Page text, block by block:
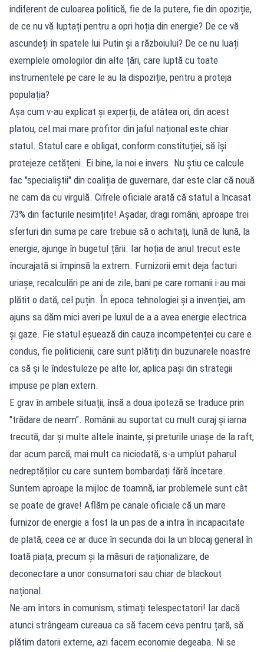
indiferent de culoarea politică, fie de la putere, fie din opoziție,
de ce nu vă luptați pentru a opri hoția din energie? De ce vă
ascundeți în spatele lui Putin și a războiului? De ce nu luați
exemplele omologilor din alte țări, care luptă cu toate
instrumentele pe care le au la dispoziție, pentru a proteja
populația?
Așa cum v-au explicat și experții, de atâtea ori, din acest
platou, cel mai mare profitor din jaful național este chiar
statul. Statul care e obligat, conform constituției, să își
protejeze cetățeni. Ei bine, la noi e invers. Nu știu ce calcule
fac "specialiștii" din coaliția de guvernare, dar este clar că nouă
ne cam da cu virgulă. Cifrele oficiale arată că statul a încasat
73% din facturile nesimțite! Așadar, dragi români, aproape trei
sferturi din suma pe care trebuie să o achitați, lună de lună, la
energie, ajunge în bugetul țării. Iar hoția de anul trecut este
încurajată si împinsă la extrem. Furnizorii emit deja facturi
uriașe, recalculări pe ani de zile, bani pe care romanii i-au mai
plătit o dată, cel puțin. În epoca tehnologiei și a invenției, am
ajuns sa dăm mici averi pe luxul de a a avea energie electrica
și gaze. Fie statul eșuează din cauza incompetenței cu care e
condus, fie politicienii, care sunt plătiți din buzunarele noastre
ca să și le îndestuleze pe alte lor, aplica pași din strategii
impuse pe plan extern.
E grav în ambele situații, însă a doua ipoteză se traduce prin
"trădare de neam". Românii au suportat cu mult curaj și iarna
trecută, dar și multe altele înainte, și preturile uriașe de la raft,
dar acum parcă, mai mult ca niciodată, s-a umplut paharul
nedreptăților cu care suntem bombardați fără încetare.
Suntem aproape la mijloc de toamnă, iar problemele sunt cât
se poate de grave! Aflăm pe canale oficiale că un mare
furnizor de energie a fost la un pas de a intra în incapacitate
de plată, ceea ce ar duce în secunda doi la un blocaj general în
toată piața, precum și la măsuri de raționalizare, de
deconectare a unor consumatori sau chiar de blackout
național.
Ne-am întors în comunism, stimați telespectatori! Iar dacă
atunci strângeam cureaua ca să facem ceva pentru țară, să
plătim datorii externe, azi facem economie degeaba. Ni se